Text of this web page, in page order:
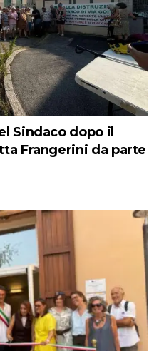
Sindaco dopo il
Frangerini da parte